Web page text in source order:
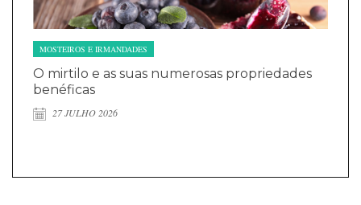
MOSTEIROS E IRMANDADES
O mirtilo e as suas numerosas propriedades
benéficas
27 JULHO 2026